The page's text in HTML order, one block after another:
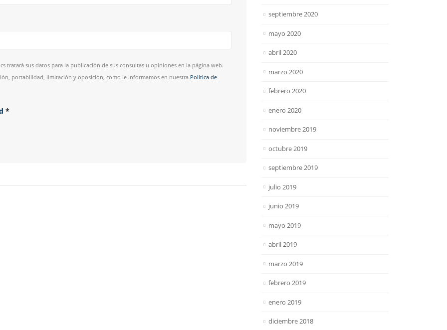
tratará sus datos para la publicación de sus consultas u opiniones en la página web.
portabilidad, limitación y oposición, como le informamos en nuestra Política de
*
septiembre 2020
mayo 2020
abril 2020
marzo 2020
febrero 2020
enero 2020
noviembre 2019
octubre 2019
septiembre 2019
julio 2019
junio 2019
mayo 2019
abril 2019
marzo 2019
febrero 2019
enero 2019
diciembre 2018